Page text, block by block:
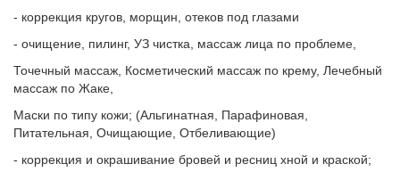
- коррекция кругов, морщин, отеков под глазами
- очищение, пилинг, УЗ чистка, массаж лица по проблеме,
Точечный массаж, Косметический массаж по крему, Лечебный
массаж по Жаке,
Маски по типу кожи; (Альгинатная, Парафиновая,
Питательная, Очищающие, Отбеливающие)
- коррекция и окрашивание бровей и ресниц хной и краской;